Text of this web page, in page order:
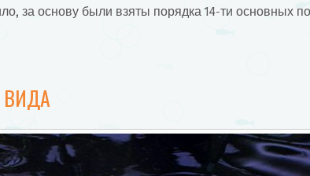
за основу были взяты порядка 14-ти основных